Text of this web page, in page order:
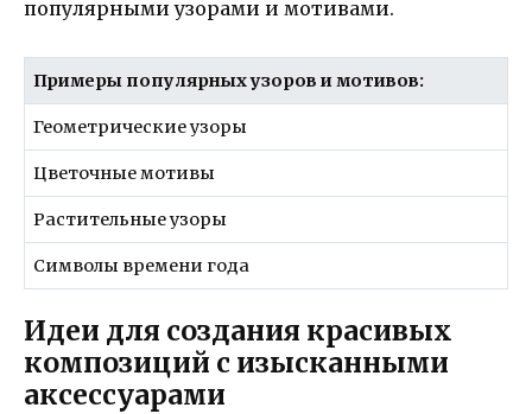
популярными узорами и мотивами.
Примеры популярных узоров и мотивов:
Геометрические узоры
Цветочные мотивы
Растительные узоры
Символы времени года
Идеи для создания красивых
композиций с изысканными
аксессуарами